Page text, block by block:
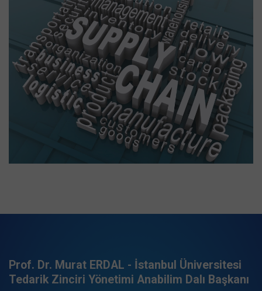
Prof. Dr. Murat ERDAL - İstanbul Üniversitesi
Tedarik Zinciri Yönetimi Anabilim Dalı Başkanı